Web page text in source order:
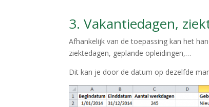
3. Vakantiedagen,
Afhankelijk van de toepassing kan het
ziektedagen, geplande opleidingen,…
Dit kan je door de datum op dezelfde